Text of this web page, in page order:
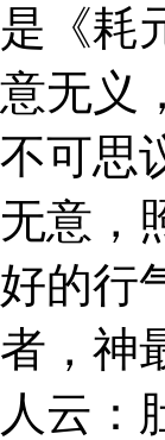
是《耗
意无义
不可思
无意，
好的行
者，神
人云：